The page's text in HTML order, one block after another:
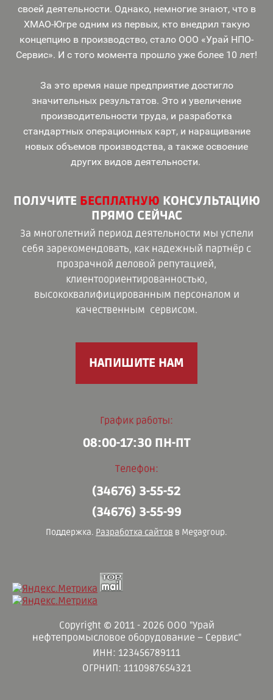
своей деятельности. Однако, немногие знают, что в
ХМАО-Югре одним из первых, кто внедрил такую
концепцию в производство, стало ООО «Урай НПО-
Сервис». И с того момента прошло уже более 10 лет!
За это время наше предприятие достигло
значительных результатов. Это и увеличение
производительности труда, и разработка
стандартных операционных карт, и наращивание
новых объемов производства, а также освоение
других видов деятельности.
ПОЛУЧИТЕ БЕСПЛАТНУЮ КОНСУЛЬТАЦИЮ
ПРЯМО СЕЙЧАС
За многолетний период деятельности мы успели
себя зарекомендовать, как надежный партнёр с
прозрачной деловой репутацией,
клиентоориентированностью,
высококвалифицированным персоналом и
качественным сервисом.
НАПИШИТЕ НАМ
График работы:
08:00-17:30 ПН-ПТ
Телефон:
(34676) 3-55-52
(34676) 3-55-99
Поддержка. Разработка сайтов в Megagroup.
Copyright © 2011 - 2026 ООО "Урай
нефтепромысловое оборудование – Сервис"
ИНН: 123456789111
ОГРНИП: 1110987654321